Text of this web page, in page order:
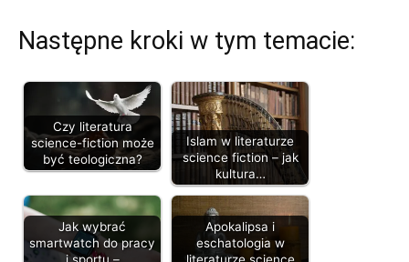
Następne kroki w tym temacie:
Czy literatura
science-fiction może
być teologiczna?
Islam w literaturze
science fiction – jak
kultura…
Jak wybrać
smartwatch do pracy
i sportu –
Apokalipsa i
eschatologia w
literaturze science